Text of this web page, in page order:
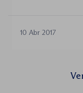
confiaron de
del caso: 1)
10 Abr 2017